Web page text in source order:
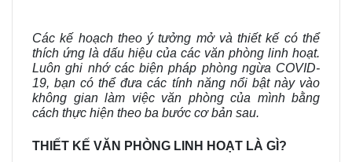
Các kế hoạch theo ý tưởng mở và thiết kế có thể
thích ứng là dấu hiệu của các văn phòng linh hoạt.
Luôn ghi nhớ các biện pháp phòng ngừa COVID-
19, bạn có thể đưa các tính năng nổi bật này vào
không gian làm việc văn phòng của mình bằng
cách thực hiện theo ba bước cơ bản sau.
THIẾT KẾ VĂN PHÒNG LINH HOẠT LÀ GÌ?